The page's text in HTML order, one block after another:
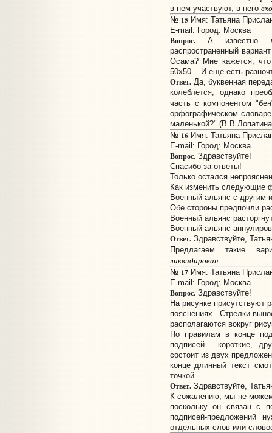
в нем участвуют, в него
№ 15Имя: Татьяна
E-mail: Город: Москва
Вопрос.А известно
распространенный
Осама? Мне кажется, что
50х50... И еще есть
Ответ.Да, буквенная
колеблется; однако
часть с компонентом
орфографическом
маленькой?"
№ 16Имя: Татьяна
E-mail: Город: Москва
Вопрос.Здравствуйте!
Спасибо за ответы!
Только остался
Как изменить следующие
Военный альянс с другим
Обе стороны предпочли
Военный альянс
Военный альянс
Ответ.Здравствуйте,
Предлагаем такие
ликвидирован.
№ 17Имя: Татьяна
E-mail: Город: Москва
Вопрос.Здравствуйте!
На рисунке присутствуют
пояснениях. Стрелки-
располагаются вокруг
По правилам в конце
подписей - короткие,
состоит из двух
конце длинный текст
точкой.
Ответ.Здравствуйте,
К сожалению, мы не
поскольку он связан с
подписей-предложений
отдельных слов или